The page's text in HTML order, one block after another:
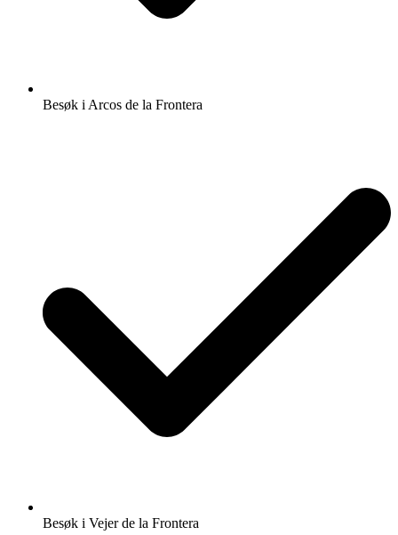
Besøk i Arcos de la Frontera
Besøk i Vejer de la Frontera